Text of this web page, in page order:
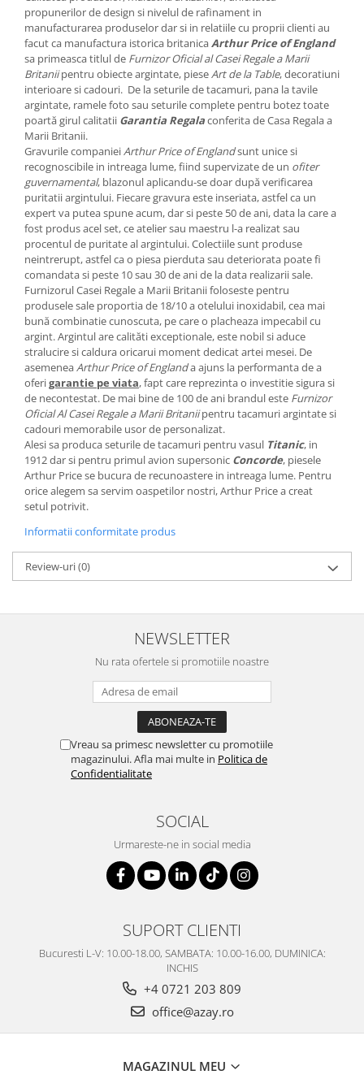
ARRIS
CELESTIAL PLATINUM
CORNUCOPIA
INTAGLIO
JASPER CONRAN GOLD
RENAISSANCE GOLD
ANTHEMION BLUE
BUTTERFLY BLOOM
OLD COUNTRY ROSES
PASHMINA
SIGNET PLATINUM
CELESTIAL GOLD
NATURE
CHINOISERIE WHITE
JASPER CONRAN WHITE
GILDED MUSE
WONDERLUST
MORRIS&AMP;CO
KINGSLEY
SERENDIPITY GOLD
SERENDIPITY PLATINUM
CHELSEA
MEDICEA
CELESTIAL
PATCHWORK WILLOW
HIBISCUS
FLOWER FESTIVAL BLUE
FLOWER FESTIVAL RED
CHIQUE STRIPES VERDE
Renaissance Grey
CHIQUE STRIPES GALBEN
CHIQUE GALBEN
propunerilor de design si nivelul de rafinament in
manufacturarea produselor dar si in relatiile cu proprii clienti au
facut ca manufactura istorica britanicaArthur Price of England
sa primeasca titlul de Furnizor Oficial al Casei Regale a Marii
Britaniipentru obiecte argintate, pieseArt de la Table, decoratiuni
interioare si cadouri. De la seturile de tacamuri, pana la tavile
argintate, ramele foto sau seturile complete pentru botez toate
poartă girul calitatii Garantia Regalaconferita de Casa Regala a
Marii Britanii.
Gravurile companieiArthur Price of Englandsunt unice si
recognoscibile in intreaga lume, fiind supervizate de un ofiter
guvernamental, blazonul aplicandu-se doar după verificarea
puritatii argintului. Fiecare gravura este inseriata, astfel ca un
expert va putea spune acum, dar si peste 50 de ani, data la care a
fost produs acel set, ce atelier sau maestru l-a realizat sau
procentul de puritate al argintului. Colectiile sunt produse
neintrerupt, astfel ca o piesa pierduta sau deteriorata poate fi
comandata si peste 10 sau 30 de ani de la data realizarii sale.
Furnizorul Casei Regale a Marii Britanii foloseste pentru
produsele sale proportia de 18/10 a otelului inoxidabil, cea mai
bună combinatie cunoscuta, pe care o placheaza impecabil cu
argint. Argintul are calităti exceptionale, este nobil si aduce
stralucire si caldura oricarui moment dedicat artei mesei. De
asemeneaArthur Price of Englanda ajuns la performanta de a
oferigarantie pe viata, fapt care reprezinta o investitie sigura si
de necontestat. De mai bine de 100 de ani brandul este Furnizor
Oficial Al Casei Regale a Marii Britaniipentru tacamuri argintate si
cadouri memorabile usor de personalizat.
Alesi sa produca seturile de tacamuri pentru vasul Titanic, in
1912 dar si pentru primul avion supersonic Concorde, piesele
Arthur Price se bucura de recunoastere in intreaga lume. Pentru
orice alegem sa servim oaspetilor nostri, Arthur Price a creat
setul potrivit.
Informatii conformitate produs
Review-uri(0)
NEWSLETTER
Nu rata ofertele si promotiile noastre
Vreau sa primesc newsletter cu promotiile
magazinului. Afla mai multe in Politica de
Confidentialitate
SOCIAL
Urmareste-ne in social media
SUPORT CLIENTI
Bucuresti L-V: 10.00-18.00, SAMBATA: 10.00-16.00, DUMINICA:
INCHIS
+4 0721 203 809
office@azay.ro
MAGAZINUL MEU